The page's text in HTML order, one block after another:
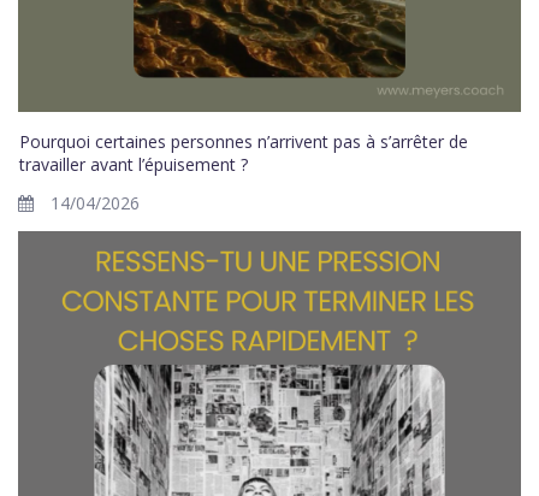
Pourquoi certaines personnes n’arrivent pas à s’arrêter de
travailler avant l’épuisement ?
14/04/2026